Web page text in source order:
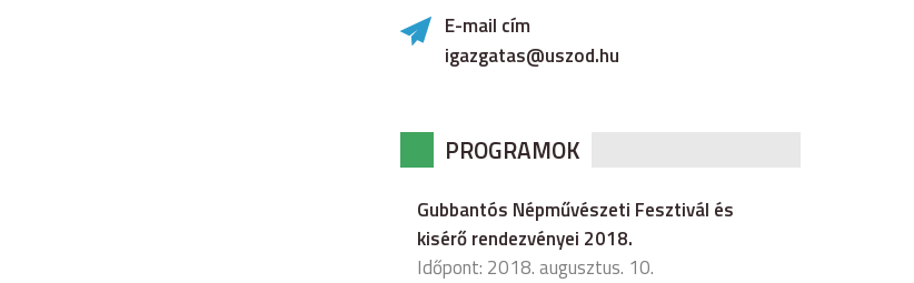
E-mail cím
igazgatas@uszod.hu
PROGRAMOK
Gubbantós Népművészeti Fesztivál és
kisérő rendezvényei 2018.
Időpont: 2018. augusztus. 10.